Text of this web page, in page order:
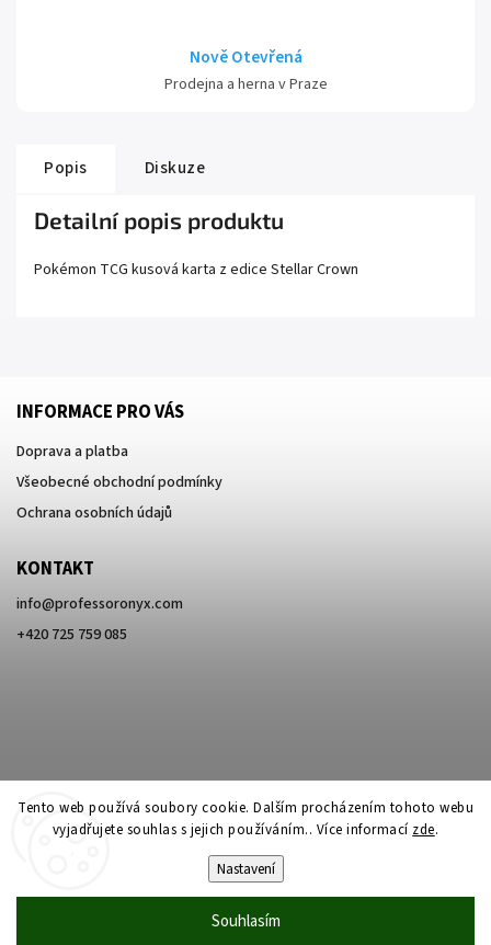
Tento web používá soubory cookie. Dalším procházením tohoto webu
vyjadřujete souhlas s jejich používáním.. Více informací zde.
Nastavení
Souhlasím
Nově Otevřená
Prodejna a herna v Praze
Popis Diskuze
Detailní popis produktu
Pokémon TCG kusová karta z edice Stellar Crown
INFORMACE PRO VÁS
Doprava a platba
Všeobecné obchodní podmínky
Ochrana osobních údajů
KONTAKT
info@professoronyx.com
+420 725 759 085
Professor Onyx. Všechna práva vyhrazena.